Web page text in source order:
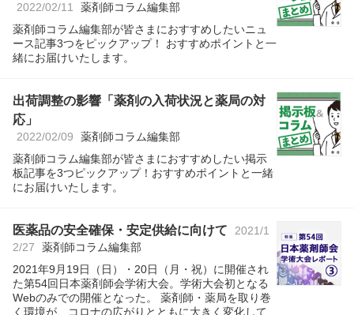
2022/02/11 薬剤師コラム編集部
薬剤師コラム編集部が皆さまにおすすめしたいニュ
ース記事3つをピックアップ！ おすすめポイントと一
緒にお届けいたします。
出荷調整の影響「薬剤の入荷状況と薬局の対
応」
2022/02/09 薬剤師コラム編集部
薬剤師コラム編集部が皆さまにおすすめしたい掲示
板記事を3つピックアップ！おすすめポイントと一緒
にお届けいたします。
医薬品の安全確保・安定供給に向けて
2021/1
2/27
薬剤師コラム編集部
2021年9月19日（日）・20日（月・祝）に開催され
た第54回日本薬剤師会学術大会。学術大会初となる
Webのみでの開催となった。 薬剤師・薬局を取り巻
く環境が、コロナの広がりとともに大きく変化して